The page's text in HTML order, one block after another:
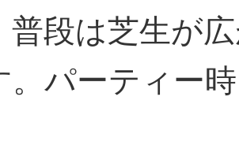
普段は芝生が
。パーティー